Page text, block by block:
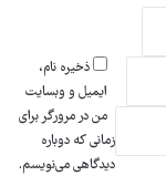
ذخیره نام،
ایمیل و وبسایت
من در مرورگر برای
زمانی که دوباره
دیدگاهی می‌نویسم.